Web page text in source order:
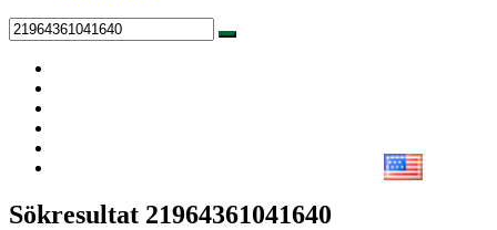
Sökresultat 21964361041640